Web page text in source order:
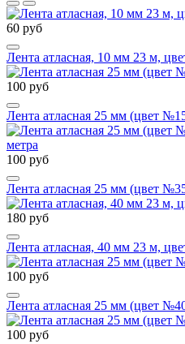
60 руб
Лента атласная, 10 мм 23 м,
100 руб
Лента атласная 25 мм (цвет
100 руб
Лента атласная 25 мм (цвет
180 руб
Лента атласная, 40 мм 23 м,
100 руб
Лента атласная 25 мм (цвет
100 руб